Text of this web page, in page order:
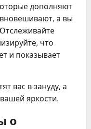
дополняют
а вы
что
и показывает
вас в зануду, а
яркости.
о